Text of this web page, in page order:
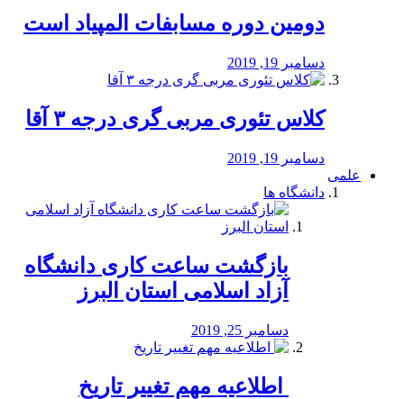
دومین دوره مسابفات المپیاد است
دسامبر 19, 2019
کلاس تئوری مربی گری درجه ۳ آقا
دسامبر 19, 2019
علمی
دانشگاه ها
بازگشت ساعت کاری دانشگاه
آزاد اسلامی استان البرز
دسامبر 25, 2019
️ اطلاعیه مهم تغییر تاریخ